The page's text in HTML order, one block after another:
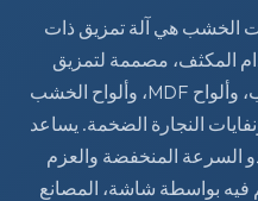
الخشب هي آلة تمزيق ذات
المكثف، مصممة لتمزيق
المنصات الخشبية، وبقايا الأخشاب، وألواح MDF، وألواح الخشب
النجارة الضخمة. يساعد
السرعة المنخفضة والعزم
فيه بواسطة شاشة، المصانع